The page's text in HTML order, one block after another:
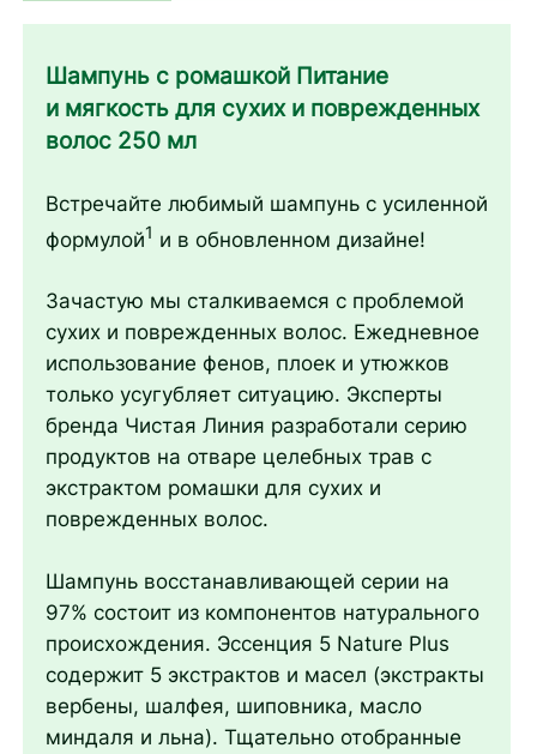
Шампунь с ромашкой Питание
и мягкость для сухих и поврежденных
волос 250 мл
Встречайте любимый шампунь с усиленной
формулой1 и в обновленном дизайне!
Зачастую мы сталкиваемся с проблемой
сухих и поврежденных волос. Ежедневное
использование фенов, плоек и утюжков
только усугубляет ситуацию. Эксперты
бренда Чистая Линия разработали серию
продуктов на отваре целебных трав с
экстрактом ромашки для сухих и
поврежденных волос.
Шампунь восстанавливающей серии на
97% состоит из компонентов натурального
происхождения. Эссенция 5 Nature Plus
содержит 5 экстрактов и масел (экстракты
вербены, шалфея, шиповника, масло
миндаля и льна). Тщательно отобранные